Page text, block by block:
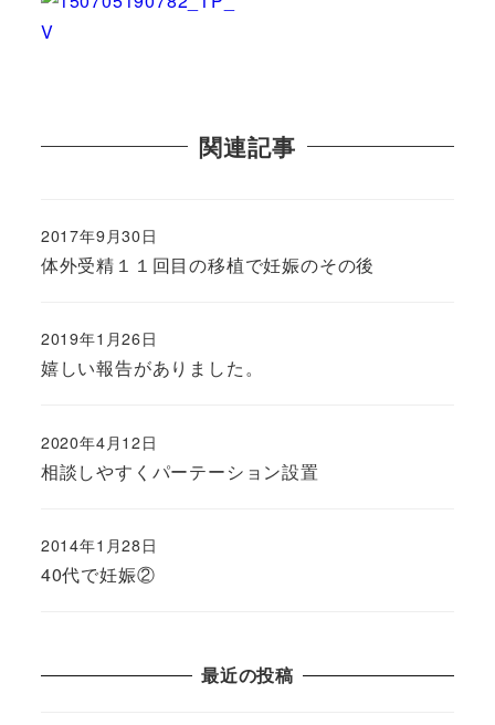
関連記事
体外受精１１回目の移植で妊娠のその後
2017年9月30日
嬉しい報告がありました。
2019年1月26日
相談しやすくパーテーション設置
2020年4月12日
40代で妊娠②
2014年1月28日
最近の投稿